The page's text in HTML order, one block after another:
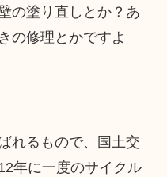
の塗り直しとか？あ
の修理とかですよ
れるもので、国土交
年に一度のサイクル